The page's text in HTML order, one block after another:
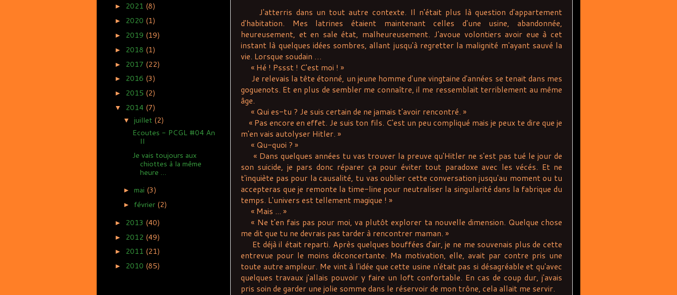
J'atterris dans un tout autre contexte. Il n'était plus là question d'appartement
d'habitation. Mes latrines étaient maintenant celles d'une usine, abandonnée,
heureusement, et en sale état, malheureusement. J'avoue volontiers avoir eue à cet
instant là quelques idées sombres, allant jusqu'à regretter la malignité m'ayant sauvé la
vie. Lorsque soudain …
« Hé ! Pssst ! C'est moi ! »
Je relevais la tête étonné, un jeune homme d'une vingtaine d'années se tenait dans mes
goguenots. Et en plus de sembler me connaître, il me ressemblait terriblement au même
âge.
« Qui es-tu ? Je suis certain de ne jamais t'avoir rencontré. »
« Pas encore en effet. Je suis ton fils. C'est un peu compliqué mais je peux te dire que je
m'en vais autolyser Hitler. »
« Qu-quoi ? »
« Dans quelques années tu vas trouver la preuve qu'Hitler ne s'est pas tué le jour de
son suicide, je pars donc réparer ça pour éviter tout paradoxe avec les vécés. Et ne
t'inquiète pas pour la causalité, tu vas oublier cette conversation jusqu'au moment ou tu
accepteras que je remonte la time-line pour neutraliser la singularité dans la fabrique du
temps. L'univers est tellement magique ! »
« Mais ... »
« Ne t'en fais pas pour moi, va plutôt explorer ta nouvelle dimension. Quelque chose
me dit que tu ne devrais pas tarder à rencontrer maman. »
Et déjà il était reparti. Après quelques bouffées d'air, je ne me souvenais plus de cette
entrevue pour le moins déconcertante. Ma motivation, elle, avait par contre pris une
toute autre ampleur. Me vint à l'idée que cette usine n'était pas si désagréable et qu'avec
quelques travaux j'allais pouvoir y faire un loft confortable. En cas de coup dur, j'avais
pris soin de garder une jolie somme dans le réservoir de mon trône, cela allait me servir.
► 2021 (8)
► 2020 (1)
► 2019 (19)
► 2018 (1)
► 2017 (22)
► 2016 (3)
► 2015 (2)
▼ 2014 (7)
▼juillet (2)
Ecoutes - PCGL #04 An
II
Je vais toujours aux
chiottes à la même
heure …
►mai (3)
►février (2)
► 2013 (40)
► 2012 (49)
► 2011 (21)
► 2010 (85)